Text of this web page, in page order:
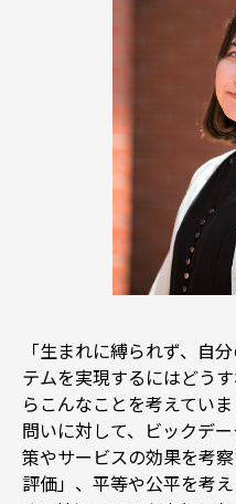
「生まれに縛られず、自
テムを実現するにはどう
らこんなことを考えてい
問いに対して、ビックデ
策やサービスの効果を考
評価」、平等や公平を考